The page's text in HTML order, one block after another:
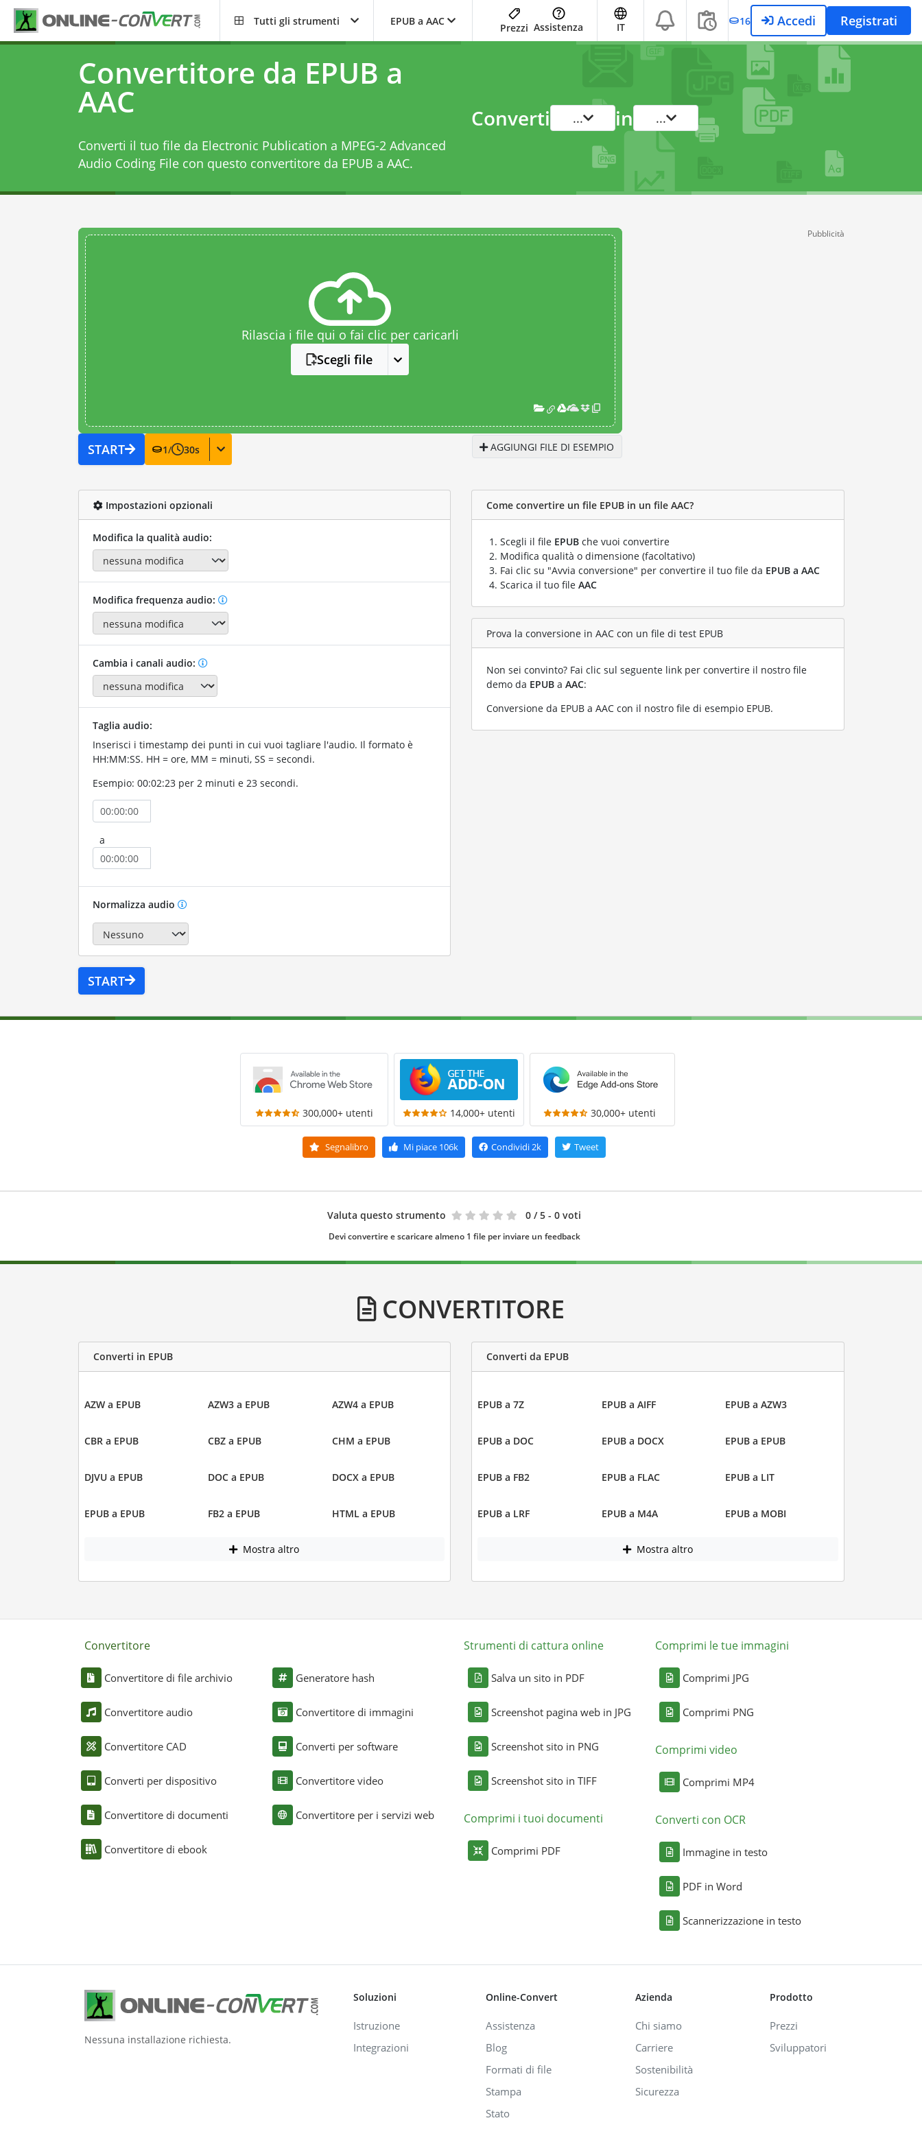
Tutti gli strumenti EPUB a AAC
Prezzi Assistenza IT 16 Accedi Registrati
Convertitore da EPUB a
AAC
Converti il tuo file da Electronic Publication a MPEG-2 Advanced
Audio Coding File con questo convertitore da EPUB a AAC.
Converti ... in ...
Rilascia i file qui o fai clic per caricarli
Scegli file
START 1/ 30s AGGIUNGI FILE DI ESEMPIO
Pubblicità
Impostazioni opzionali
Modifica la qualità audio:
Modifica frequenza audio:
Cambia i canali audio:
Taglia audio:
Inserisci i timestamp dei punti in cui vuoi tagliare l'audio. Il formato è
HH:MM:SS. HH = ore, MM = minuti, SS = secondi.
Esempio: 00:02:23 per 2 minuti e 23 secondi.
a
Normalizza audio
START
Come convertire un file EPUB in un file AAC?
Scegli il file EPUB che vuoi convertire
Modifica qualità o dimensione (facoltativo)
Fai clic su "Avvia conversione" per convertire il tuo file da EPUB a AAC
Scarica il tuo file AAC
Prova la conversione in AAC con un file di test EPUB
Non sei convinto? Fai clic sul seguente link per convertire il nostro file
demo da EPUB a AAC:
Conversione da EPUB a AAC con il nostro file di esempio EPUB.
300,000+ utenti 14,000+ utenti 30,000+ utenti
Segnalibro Mi piace 106k Condividi2k Tweet
Valuta questo strumento 0 / 5 - 0 voti
Devi convertire e scaricare almeno 1 file per inviare un feedback
CONVERTITORE
Converti in EPUB
AZW a EPUB AZW3 a EPUB AZW4 a EPUB
CBR a EPUB CBZ a EPUB CHM a EPUB
DJVU a EPUB DOC a EPUB DOCX a EPUB
EPUB a EPUB FB2 a EPUB HTML a EPUB
Mostra altro
Converti da EPUB
EPUB a 7Z EPUB a AIFF EPUB a AZW3
EPUB a DOC EPUB a DOCX EPUB a EPUB
EPUB a FB2 EPUB a FLAC EPUB a LIT
EPUB a LRF EPUB a M4A EPUB a MOBI
Mostra altro
Convertitore
Convertitore di file archivio
Convertitore audio
Convertitore CAD
Converti per dispositivo
Convertitore di documenti
Convertitore di ebook
Generatore hash
Convertitore di immagini
Converti per software
Convertitore video
Convertitore per i servizi web
Strumenti di cattura online
Salva un sito in PDF
Screenshot pagina web in JPG
Screenshot sito in PNG
Screenshot sito in TIFF
Comprimi i tuoi documenti
Comprimi PDF
Comprimi le tue immagini
Comprimi JPG
Comprimi PNG
Comprimi video
Comprimi MP4
Converti con OCR
Immagine in testo
PDF in Word
Scannerizzazione in testo
Nessuna installazione richiesta.
Soluzioni
Istruzione
Integrazioni
Online-Convert
Assistenza
Blog
Formati di file
Stampa
Stato
Azienda
Chi siamo
Carriere
Sostenibilità
Sicurezza
Prodotto
Prezzi
Sviluppatori